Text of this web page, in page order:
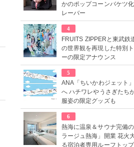
かのポップコーンバケツ
レーバー
4
FRUITS ZIPPERと東武鉄
の世界観を再現した特別
ーの限定アナウンス
5
ANA「ちいかわジェット
へ ハチワレやうさぎたち
服姿の限定グッズも
6
熱海に温泉＆サウナ完備
ラージュ熱海」開業 花火
る宿泊者専用ルーフトッ